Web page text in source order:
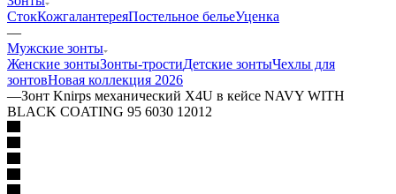
СтокКожгалантереяПостельное бельеУценка
—
Мужские зонты
Женские зонтыЗонты-тростиДетские зонтыЧехлы для
зонтовНовая коллекция 2026
—Зонт Knirps механический X4U в кейсе NAVY WITH
BLACK COATING 95 6030 12012